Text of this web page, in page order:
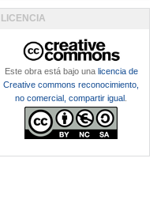
LICENCIA
Este obra está bajo una licencia de
Creative commons reconocimiento,
no comercial, compartir igual